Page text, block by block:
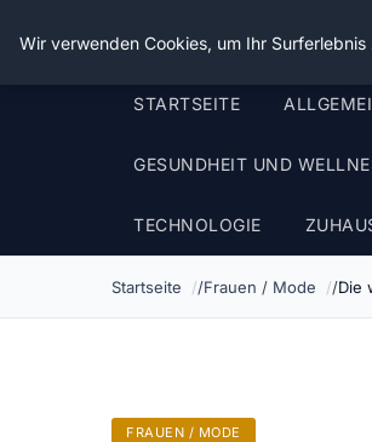
Die Schnitter
STARTSEITE
GESUNDHEIT UND
TECHNOLOGIE
Startseite Frauen / Mode Die
FRAUEN / MODE
Wir verwenden Cookies, um Ihr